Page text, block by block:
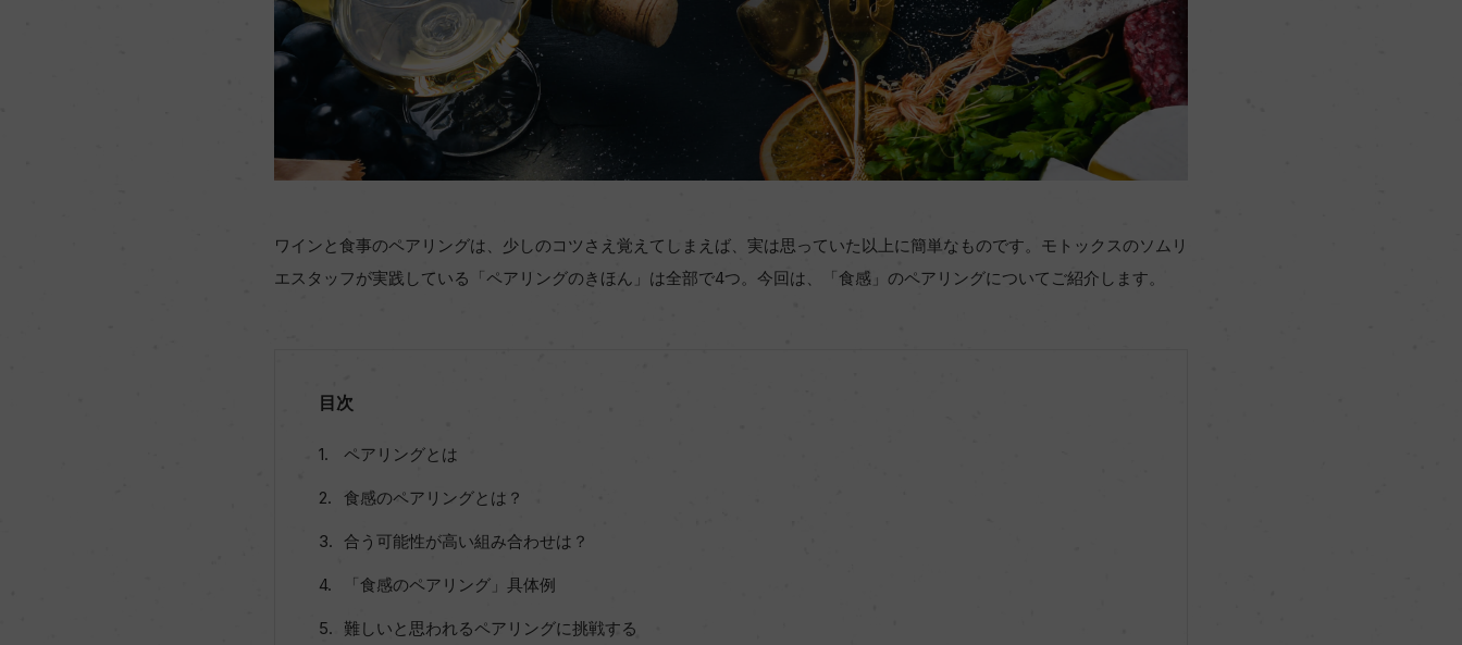
ワインと食事のペアリングは、少しのコツさえ覚えてしまえば、実は思っていた以上に簡単なものです。モトックスのソムリ
エスタッフが実践している「ペアリングのきほん」は全部で4つ。今回は、「食感」のペアリングについてご紹介します。
目次
ペアリングとは
食感のペアリングとは？
合う可能性が高い組み合わせは？
「食感のペアリング」具体例
難しいと思われるペアリングに挑戦する